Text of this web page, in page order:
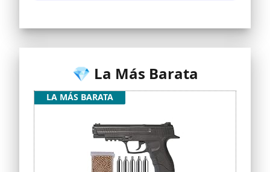
💎 La Más Barata
LA MÁS BARATA